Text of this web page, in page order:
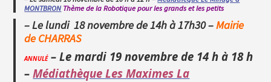
MONTBRON Thème de la Robotique pour les grands et les petits
– Le lundi 18 novembre de 14h à 17h30 –Mairie
de CHARRAS
ANNULÉ– Le mardi 19 novembre de 14 h à 18 h
–Médiathèque Les Maximes La